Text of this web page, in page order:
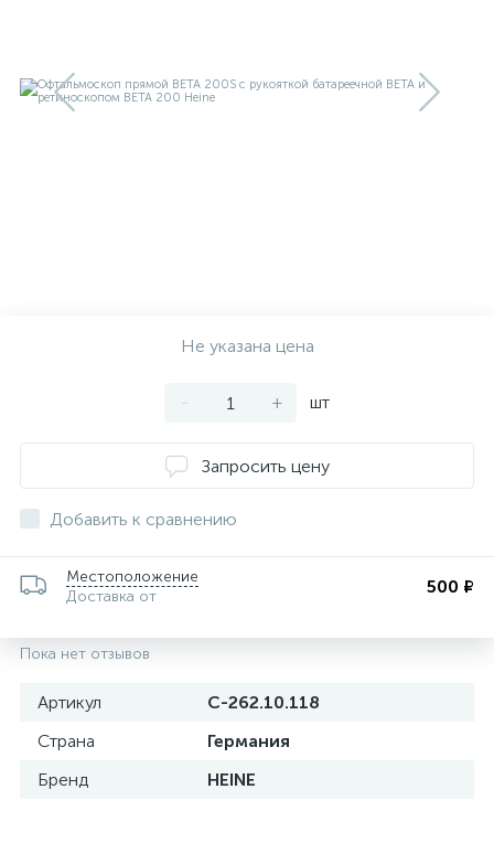
Не указана цена
- + шт
Запросить цену
Добавить к сравнению
Местоположение
Доставка от
500 ₽
Пока нет отзывов
Артикул
C-262.10.118
Страна
Германия
Бренд
HEINE